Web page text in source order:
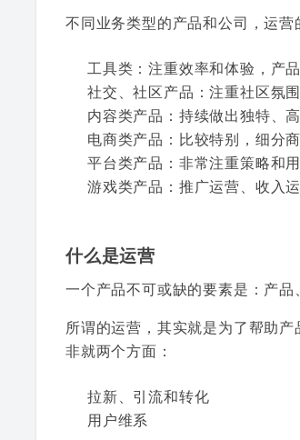
不同业务类型的产品和公司，运营
工具类：注重效率和体验，产品
社交、社区产品：注重社区氛
内容类产品：持续做出独特、
电商类产品：比较特别，细分
平台类产品：非常注重策略和
游戏类产品：推广运营、收入运
什么是运营
一个产品不可或缺的要素是：产
所谓的运营，其实就是为了帮助
非就两个方面：
拉新、引流和转化
用户维系